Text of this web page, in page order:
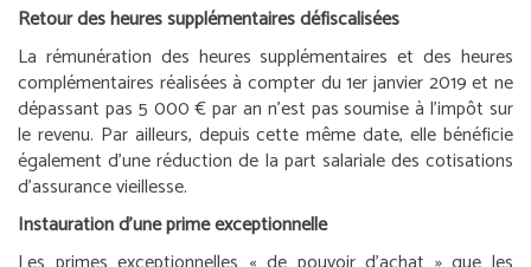
Retour des heures supplémentaires défiscalisées
La rémunération des heures supplémentaires et des heures
complémentaires réalisées à compter du 1erjanvier 2019 et ne
dépassant pas 5 000 € par an n’est pas soumise à l’impôt sur
le revenu. Par ailleurs, depuis cette même date, elle bénéficie
également d’une réduction de la part salariale des cotisations
d’assurance vieillesse.
Instauration d’une prime exceptionnelle